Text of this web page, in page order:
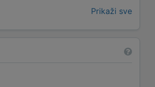
Prikaži sve